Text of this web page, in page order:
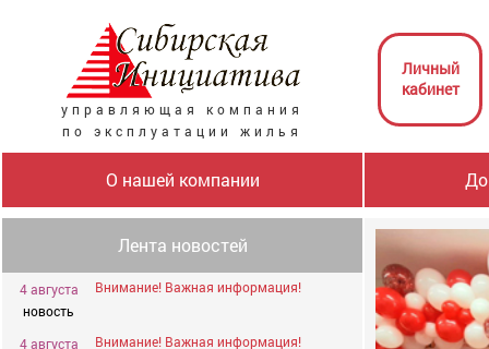
управляющая компания
по эксплуатации жилья
Личный
кабинет
О нашей компании
Лента новостей
4 августа
новость
Внимание! Важная информация!
4 августа
Внимание! Важная информация!